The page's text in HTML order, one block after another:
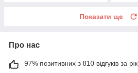
Показати ще
Про нас
97% позитивних з 810 відгуків за рік